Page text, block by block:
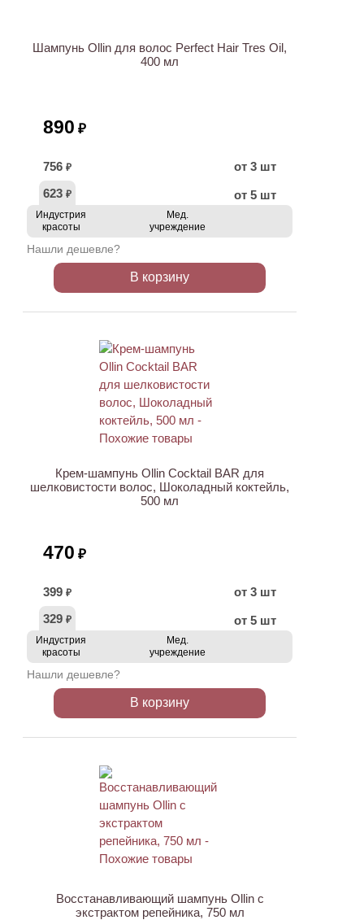
Шампунь Ollin для волос Perfect Hair Tres Oil,
400 мл
890 ₽
756 ₽
от 3 шт
623 ₽ от 5 шт
Индустрия
красоты
Мед.
учреждение
Нашли дешевле?
В корзину
Крем-шампунь Ollin Cocktail BAR для
шелковистости волос, Шоколадный коктейль,
500 мл
470 ₽
399 ₽
от 3 шт
329 ₽ от 5 шт
Индустрия
красоты
Мед.
учреждение
Нашли дешевле?
В корзину
Восстанавливающий шампунь Ollin с
экстрактом репейника, 750 мл